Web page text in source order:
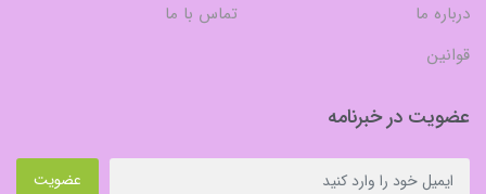
درباره ما
تماس با ما
قوانین
عضویت در خبرنامه
عضویت